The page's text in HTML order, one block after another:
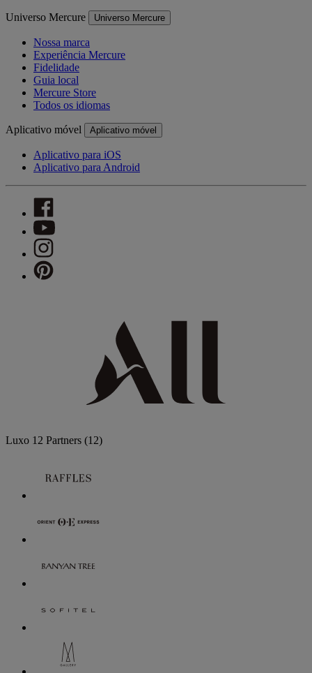
Universo Mercure Universo Mercure
Nossa marca
Experiência Mercure
Fidelidade
Guia local
Mercure Store
Todos os idiomas
Aplicativo móvel Aplicativo móvel
Aplicativo para iOS
Aplicativo para Android
Luxo 12 Partners (12)